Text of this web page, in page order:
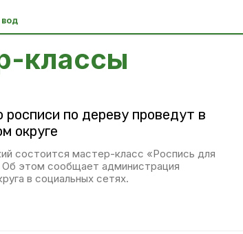
классы
по дереву проведут в
округе
состоится мастер-класс «Роспись для
этом сообщает администрация
в социальных сетях.